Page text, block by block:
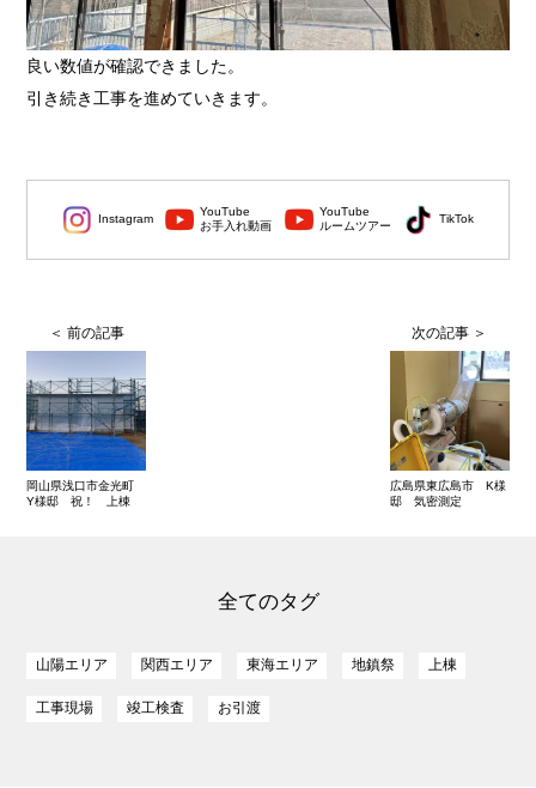
良い数値が確認できました。
引き続き工事を進めていきます。
Instagram
YouTube
お手入れ動画
YouTube
ルームツアー
TikTok
岡山県浅口市金光町
Y様邸 祝！ 上棟
広島県東広島市 K様
邸 気密測定
全てのタグ
山陽エリア 関西エリア 東海エリア 地鎮祭 上棟
工事現場 竣工検査 お引渡